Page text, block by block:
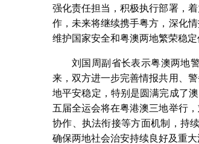
强化责任担当，积极执行部署，
作，未来将继续携手粤方，深化
维护国家安全和粤澳两地繁荣稳定
刘国周副省长表示粤澳两地
来，双方进一步完善情报共用、
地平安稳定，特别是圆满完成了
五届全运会将在粤港澳三地举行
协作、执法衔接等方面机制，持
确保两地社会治安持续良好及重大